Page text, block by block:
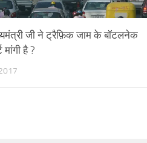
जी ने ट्रैफ़िक जाम के बॉटलनेक
मांगी है ?